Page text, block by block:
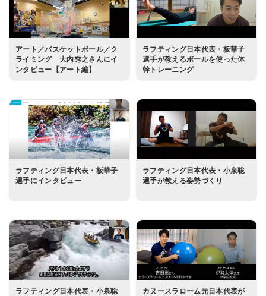
アート／バスケットボール／ク
ライミング 大内秀之さんにイ
ンタビュー【アート編】
ラフティング日本代表・板華子
選手が教えるボールを使った体
幹トレーニング
ラフティング日本代表・板華子
選手にインタビュー
ラフティング日本代表・小泉聡
選手が教える姿勢づくり
ラフティング日本代表・小泉聡
カヌースラローム元日本代表が